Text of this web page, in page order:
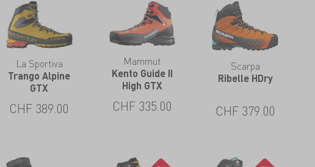
La Sportiva
Trango Alpine
GTX
CHF 389.00
Mammut
Kento Guide II
High GTX
CHF 335.00
Scarpa
Ribelle HDry
CHF 379.00